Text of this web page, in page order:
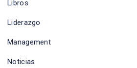
Libros
Liderazgo
Management
Noticias